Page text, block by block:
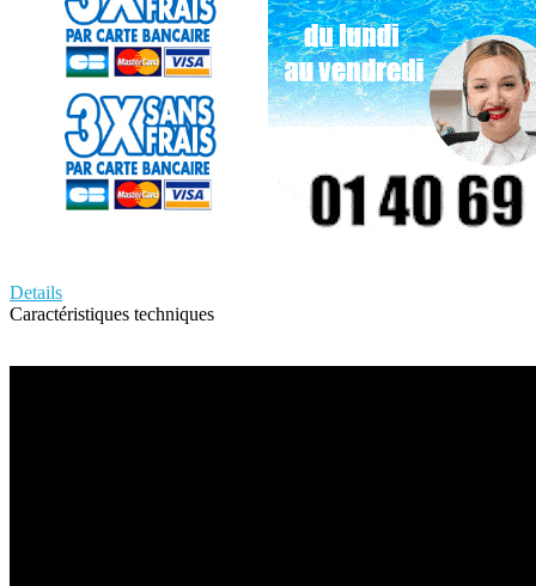
Details
Caractéristiques techniques